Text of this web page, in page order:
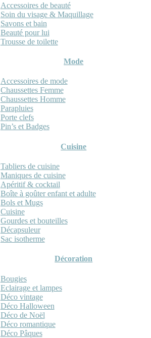
Accessoires de beauté
Soin du visage & Maquillage
Savons et bain
Beauté pour lui
Trousse de toilette
Mode
Accessoires de mode
Chaussettes Femme
Chaussettes Homme
Parapluies
Porte clefs
Pin’s et Badges
Cuisine
Tabliers de cuisine
Maniques de cuisine
Apéritif & cocktail
Boîte à goûter enfant et adulte
Bols et Mugs
Cuisine
Gourdes et bouteilles
Décapsuleur
Sac isotherme
Décoration
Bougies
Eclairage et lampes
Déco vintage
Déco Halloween
Déco de Noël
Déco romantique
Déco Pâques